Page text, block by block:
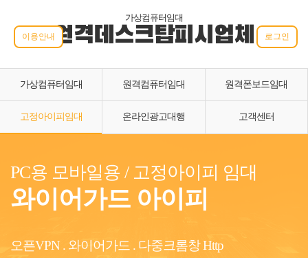
가상컴퓨터임대
원격데스크탑피시업체
이용안내 로그인
가상컴퓨터임대 원격컴퓨터임대 원격폰보드임대
고정아이피임대 온라인광고대행 고객센터
PC용 모바일용 / 고정아이피 임대
와이어가드 아이피
오픈VPN . 와이어가드 . 다중크롬창 Http